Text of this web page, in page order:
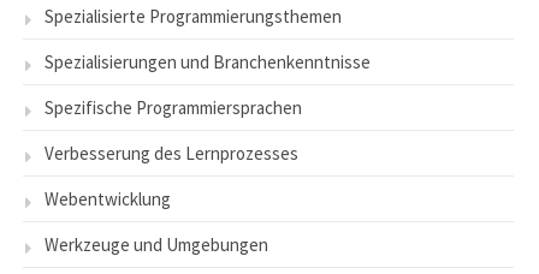
Spezialisierte Programmierungsthemen
Spezialisierungen und Branchenkenntnisse
Spezifische Programmiersprachen
Verbesserung des Lernprozesses
Webentwicklung
Werkzeuge und Umgebungen